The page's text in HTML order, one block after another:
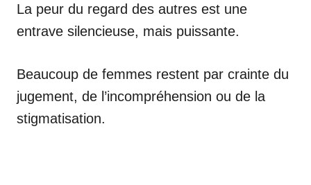
La peur du regard des autres est une
entrave silencieuse, mais puissante.
Beaucoup de femmes restent par crainte du
jugement, de l’incompréhension ou de la
stigmatisation.